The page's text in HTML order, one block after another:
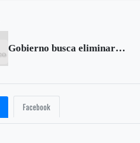
Gobierno busca eliminar facultad nominadora de las Cortes
Facebook